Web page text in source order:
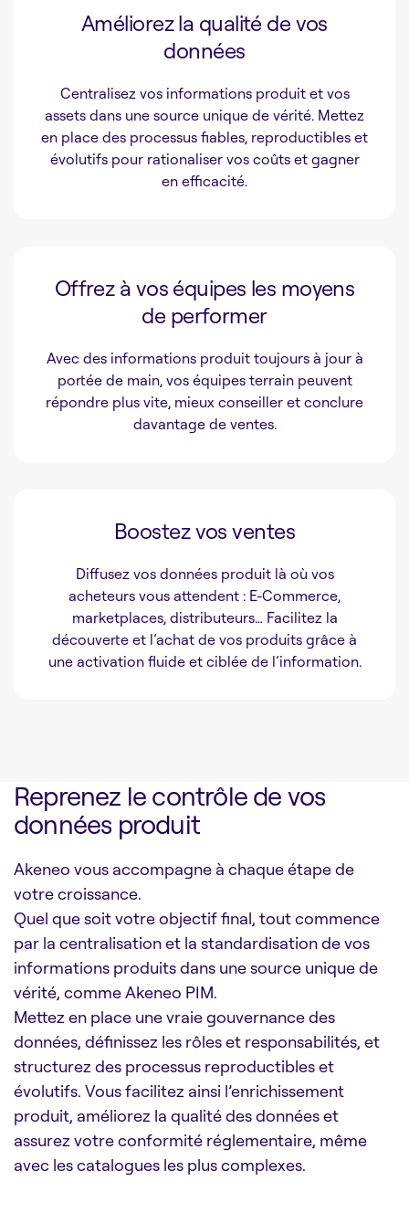
Améliorez la qualité de vos
données
Centralisez vos informations produit et vos
assets dans une source unique de vérité. Mettez
en place des processus fiables, reproductibles et
évolutifs pour rationaliser vos coûts et gagner
en efficacité.
Offrez à vos équipes les moyens
de performer
Avec des informations produit toujours à jour à
portée de main, vos équipes terrain peuvent
répondre plus vite, mieux conseiller et conclure
davantage de ventes.
Boostez vos ventes
Diffusez vos données produit là où vos
acheteurs vous attendent : E-Commerce,
marketplaces, distributeurs… Facilitez la
découverte et l’achat de vos produits grâce à
une activation fluide et ciblée de l’information.
Reprenez le contrôle de vos
données produit
Akeneo vous accompagne à chaque étape de
votre croissance.
Quel que soit votre objectif final, tout commence
par la centralisation et la standardisation de vos
informations produits dans une source unique de
vérité, comme Akeneo PIM.
Mettez en place une vraie gouvernance des
données, définissez les rôles et responsabilités, et
structurez des processus reproductibles et
évolutifs. Vous facilitez ainsi l’enrichissement
produit, améliorez la qualité des données et
assurez votre conformité réglementaire, même
avec les catalogues les plus complexes.